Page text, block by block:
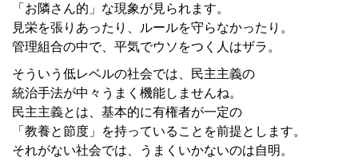
「お隣さん的」な現象が見られます。
見栄を張りあったり、ルールを守らなかったり。
管理組合の中で、平気でウソをつく人はザラ。
そういう低レベルの社会では、民主主義の
統治手法が中々うまく機能しませんね。
民主主義とは、基本的に有権者が一定の
「教養と節度」を持っていることを前提とします。
それがない社会では、うまくいかないのは自明。